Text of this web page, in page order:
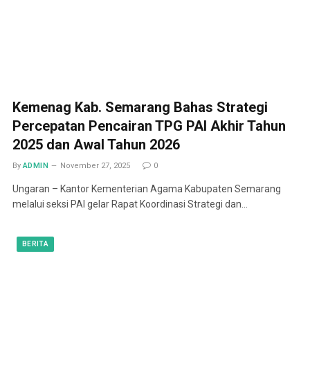
Kemenag Kab. Semarang Bahas Strategi
Percepatan Pencairan TPG PAI Akhir Tahun
2025 dan Awal Tahun 2026
By ADMIN November 27, 2025 0
Ungaran – Kantor Kementerian Agama Kabupaten Semarang
melalui seksi PAI gelar Rapat Koordinasi Strategi dan…
BERITA